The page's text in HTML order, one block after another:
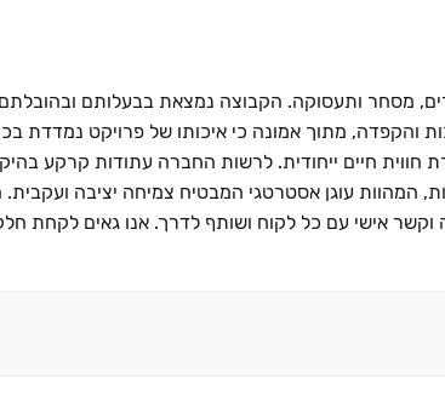
מסחר ותעסוקה. הקבוצה נמצאת בבעלותם
והקפדה, מתוך אמונה כי איכותו של פרויקט נמדדת
חווית חיים ייחודית. לרשות החברה עתודות קרקע
המהוות עוגן אסטרטגי המבטיח צמיחה יציבה
אישי עם כל לקוח ושותף לדרך. אנו גאים לקחת
של לקוחותינו.